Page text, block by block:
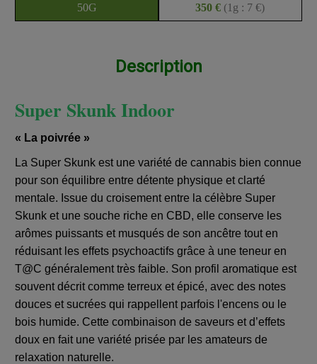
50G 350 € (1g : 7 €)
Description
Super Skunk Indoor
« La poivrée »
La Super Skunk est une variété de cannabis bien connue
pour son équilibre entre détente physique et clarté
mentale. Issue du croisement entre la célèbre Super
Skunk et une souche riche en CBD, elle conserve les
arômes puissants et musqués de son ancêtre tout en
réduisant les effets psychoactifs grâce à une teneur en
T@C généralement très faible. Son profil aromatique est
souvent décrit comme terreux et épicé, avec des notes
douces et sucrées qui rappellent parfois l'encens ou le
bois humide. Cette combinaison de saveurs et d’effets
doux en fait une variété prisée par les amateurs de
relaxation naturelle.